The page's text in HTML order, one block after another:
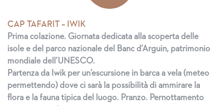
CAP TAFARIT – IWIK
Prima colazione. Giornata dedicata alla scoperta delle
isole e del parco nazionale del Banc d’Arguin, patrimonio
mondiale dell’UNESCO.
Partenza da Iwik per un’escursione in barca a vela (meteo
permettendo) dove ci sarà la possibilità di ammirare la
flora e la fauna tipica del luogo. Pranzo. Pernottamento